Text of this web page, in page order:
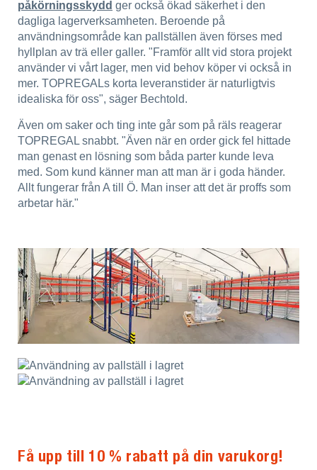
påkörningsskydd ger också ökad säkerhet i den
dagliga lagerverksamheten. Beroende på
användningsområde kan pallställen även förses med
hyllplan av trä eller galler. "Framför allt vid stora projekt
använder vi vårt lager, men vid behov köper vi också in
mer. TOPREGALs korta leveranstider är naturligtvis
idealiska för oss", säger Bechtold.
Även om saker och ting inte går som på räls reagerar
TOPREGAL snabbt. "Även när en order gick fel hittade
man genast en lösning som båda parter kunde leva
med. Som kund känner man att man är i goda händer.
Allt fungerar från A till Ö. Man inser att det är proffs som
arbetar här."
Få upp till 10 % rabatt på din varukorg!